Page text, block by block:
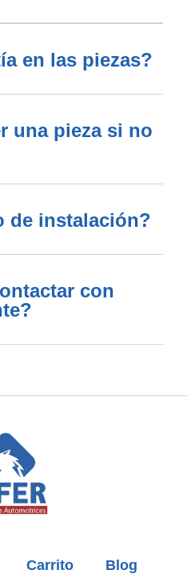
en las piezas?
una pieza si no
de instalación?
con
Carrito Blog